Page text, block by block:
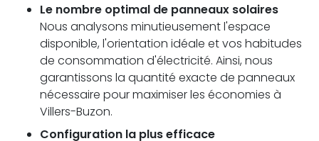
Le nombre optimal de panneaux solaires
Nous analysons minutieusement l'espace
disponible, l'orientation idéale et vos habitudes
de consommation d'électricité. Ainsi, nous
garantissons la quantité exacte de panneaux
nécessaire pour maximiser les économies à
Villers-Buzon.
Configuration la plus efficace